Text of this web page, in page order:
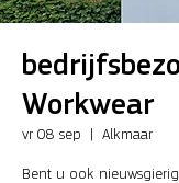
Workwear
vr 08 sep
  |
Alkmaar
Bent u ook